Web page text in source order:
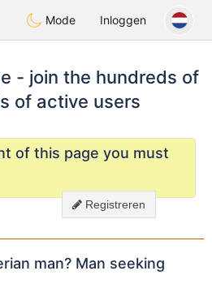
Weshrak
Mode Inloggen
- join the hundreds of
of active users
of this page you must
Registreren
man? Man seeking